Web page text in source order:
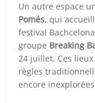
Un autre espace
Pomés, qui
festival
groupe Breaking
24 juillet. Ces
règles
encore